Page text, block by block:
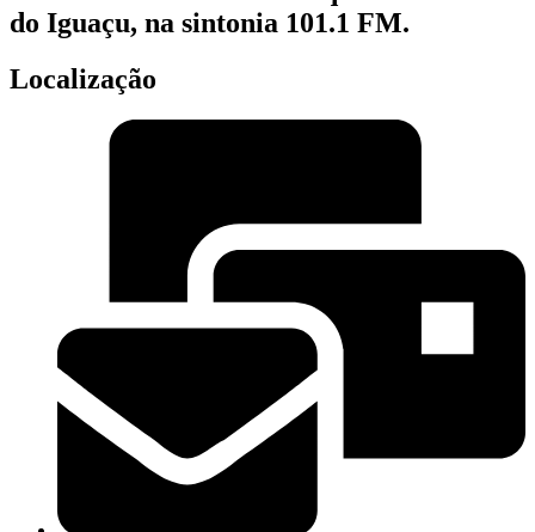
do Iguaçu, na sintonia 101.1 FM.
Localização